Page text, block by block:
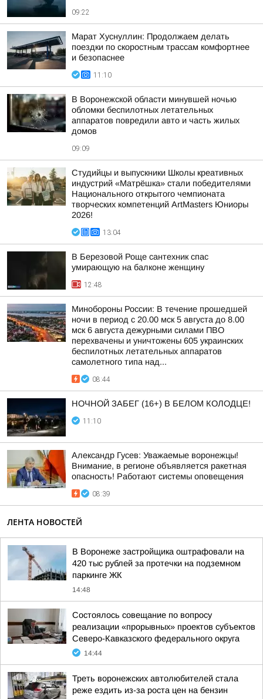
09:22
Марат Хуснуллин: Продолжаем делать
поездки по скоростным трассам комфортнее
и безопаснее
11:10
В Воронежской области минувшей ночью
обломки беспилотных летательных
аппаратов повредили авто и часть жилых
домов
09:09
Студийцы и выпускники Школы креативных
индустрий «Матрёшка» стали победителями
Национального открытого чемпионата
творческих компетенций ArtMasters Юниоры
2026!
13:04
В Березовой Роще сантехник спас
умирающую на балконе женщину
12:48
Минобороны России: В течение прошедшей
ночи в период с 20.00 мск 5 августа до 8.00
мск 6 августа дежурными силами ПВО
перехвачены и уничтожены 605 украинских
беспилотных летательных аппаратов
самолетного типа над...
08:44
НОЧНОЙ ЗАБЕГ (16+) В БЕЛОМ КОЛОДЦЕ!
11:10
Александр Гусев: Уважаемые воронежцы!
Внимание, в регионе объявляется ракетная
опасность! Работают системы оповещения
08:39
ЛЕНТА НОВОСТЕЙ
В Воронеже застройщика оштрафовали на
420 тыс рублей за протечки на подземном
паркинге ЖК
14:48
Состоялось совещание по вопросу
реализации «прорывных» проектов субъектов
Северо-Кавказского федерального округа
14:44
Треть воронежских автолюбителей стала
реже ездить из-за роста цен на бензин